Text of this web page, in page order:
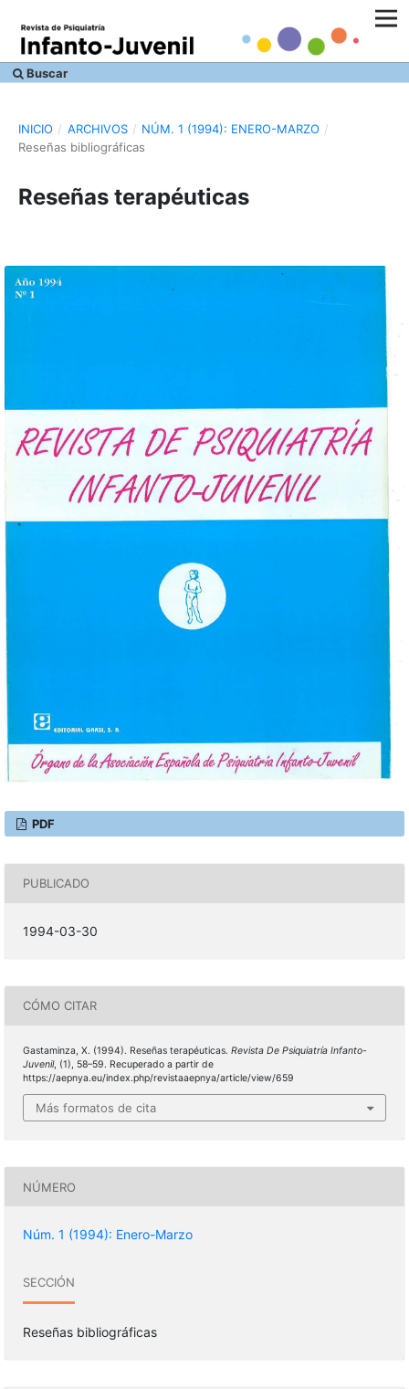
Buscar
INICIO / ARCHIVOS / NÚM. 1 (1994): ENERO-MARZO /
Reseñas bibliográficas
Reseñas terapéuticas
PDF
PUBLICADO
1994-03-30
CÓMO CITAR
Gastaminza, X. (1994). Reseñas terapéuticas. Revista De Psiquiatría Infanto-
Juvenil, (1), 58–59. Recuperado a partir de
https://aepnya.eu/index.php/revistaaepnya/article/view/659
Más formatos de cita
NÚMERO
Núm. 1 (1994): Enero-Marzo
SECCIÓN
Reseñas bibliográficas